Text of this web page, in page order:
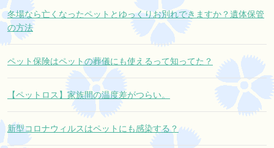
冬場なら亡くなったペットとゆっくりお別れできますか？遺体保管
の方法
ペット保険はペットの葬儀にも使えるって知ってた？
【ペットロス】家族間の温度差がつらい。
新型コロナウィルスはペットにも感染する？